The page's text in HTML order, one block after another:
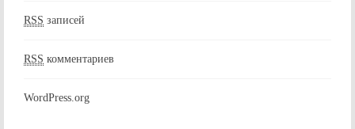
RSS записей
RSS комментариев
WordPress.org